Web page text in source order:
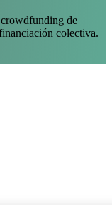
crowdfunding de
colectiva.